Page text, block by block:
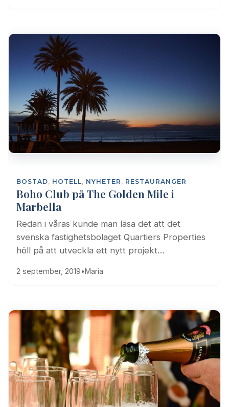
BOSTAD, HOTELL, NYHETER , RESTAURANGER
Boho Club på The Golden Mile i
Marbella
Redan i våras kunde man läsa det att det
svenska fastighetsbolaget Quartiers Properties
höll på att utveckla ett nytt projekt…
2 september, 2019•Maria